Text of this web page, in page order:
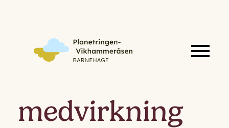
medvirkning